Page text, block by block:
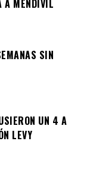
A MENDIVIL
SIN
UN 4 A
LEVY